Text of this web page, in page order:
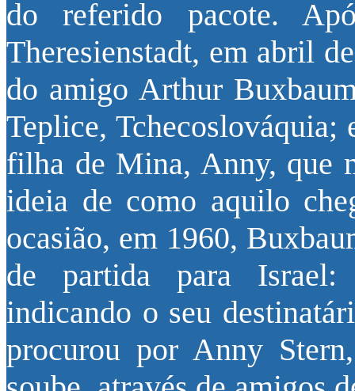
do referido pacote.
Theresienstadt, em abril
do amigo Arthur
Teplice, Tchecoslováquia;
filha de Mina, Anny, que
ideia de como aquilo
ocasião, em 1960,
de partida para Israel:
indicando o seu
procurou por Anny